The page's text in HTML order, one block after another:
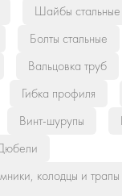
Шайбы стальные
Болты стальные
Вальцовка труб
Гибка профиля
Винт-шурупы
колодцы и